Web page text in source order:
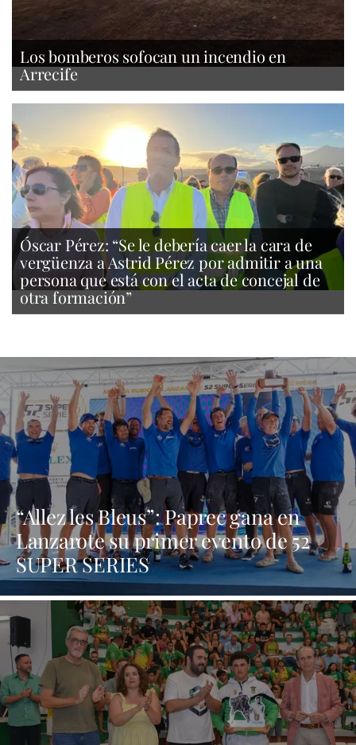
Los bomberos sofocan un incendio en
Arrecife
Óscar Pérez: “Se le debería caer la cara de
vergüenza a Astrid Pérez por admitir a una
persona que está con el acta de concejal de
otra formación”
“Allez les Bleus”: Paprec gana en
Lanzarote su primer evento de 52
SUPER SERIES